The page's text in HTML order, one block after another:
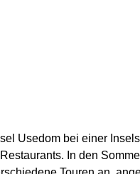
Usedom bei einer
In den